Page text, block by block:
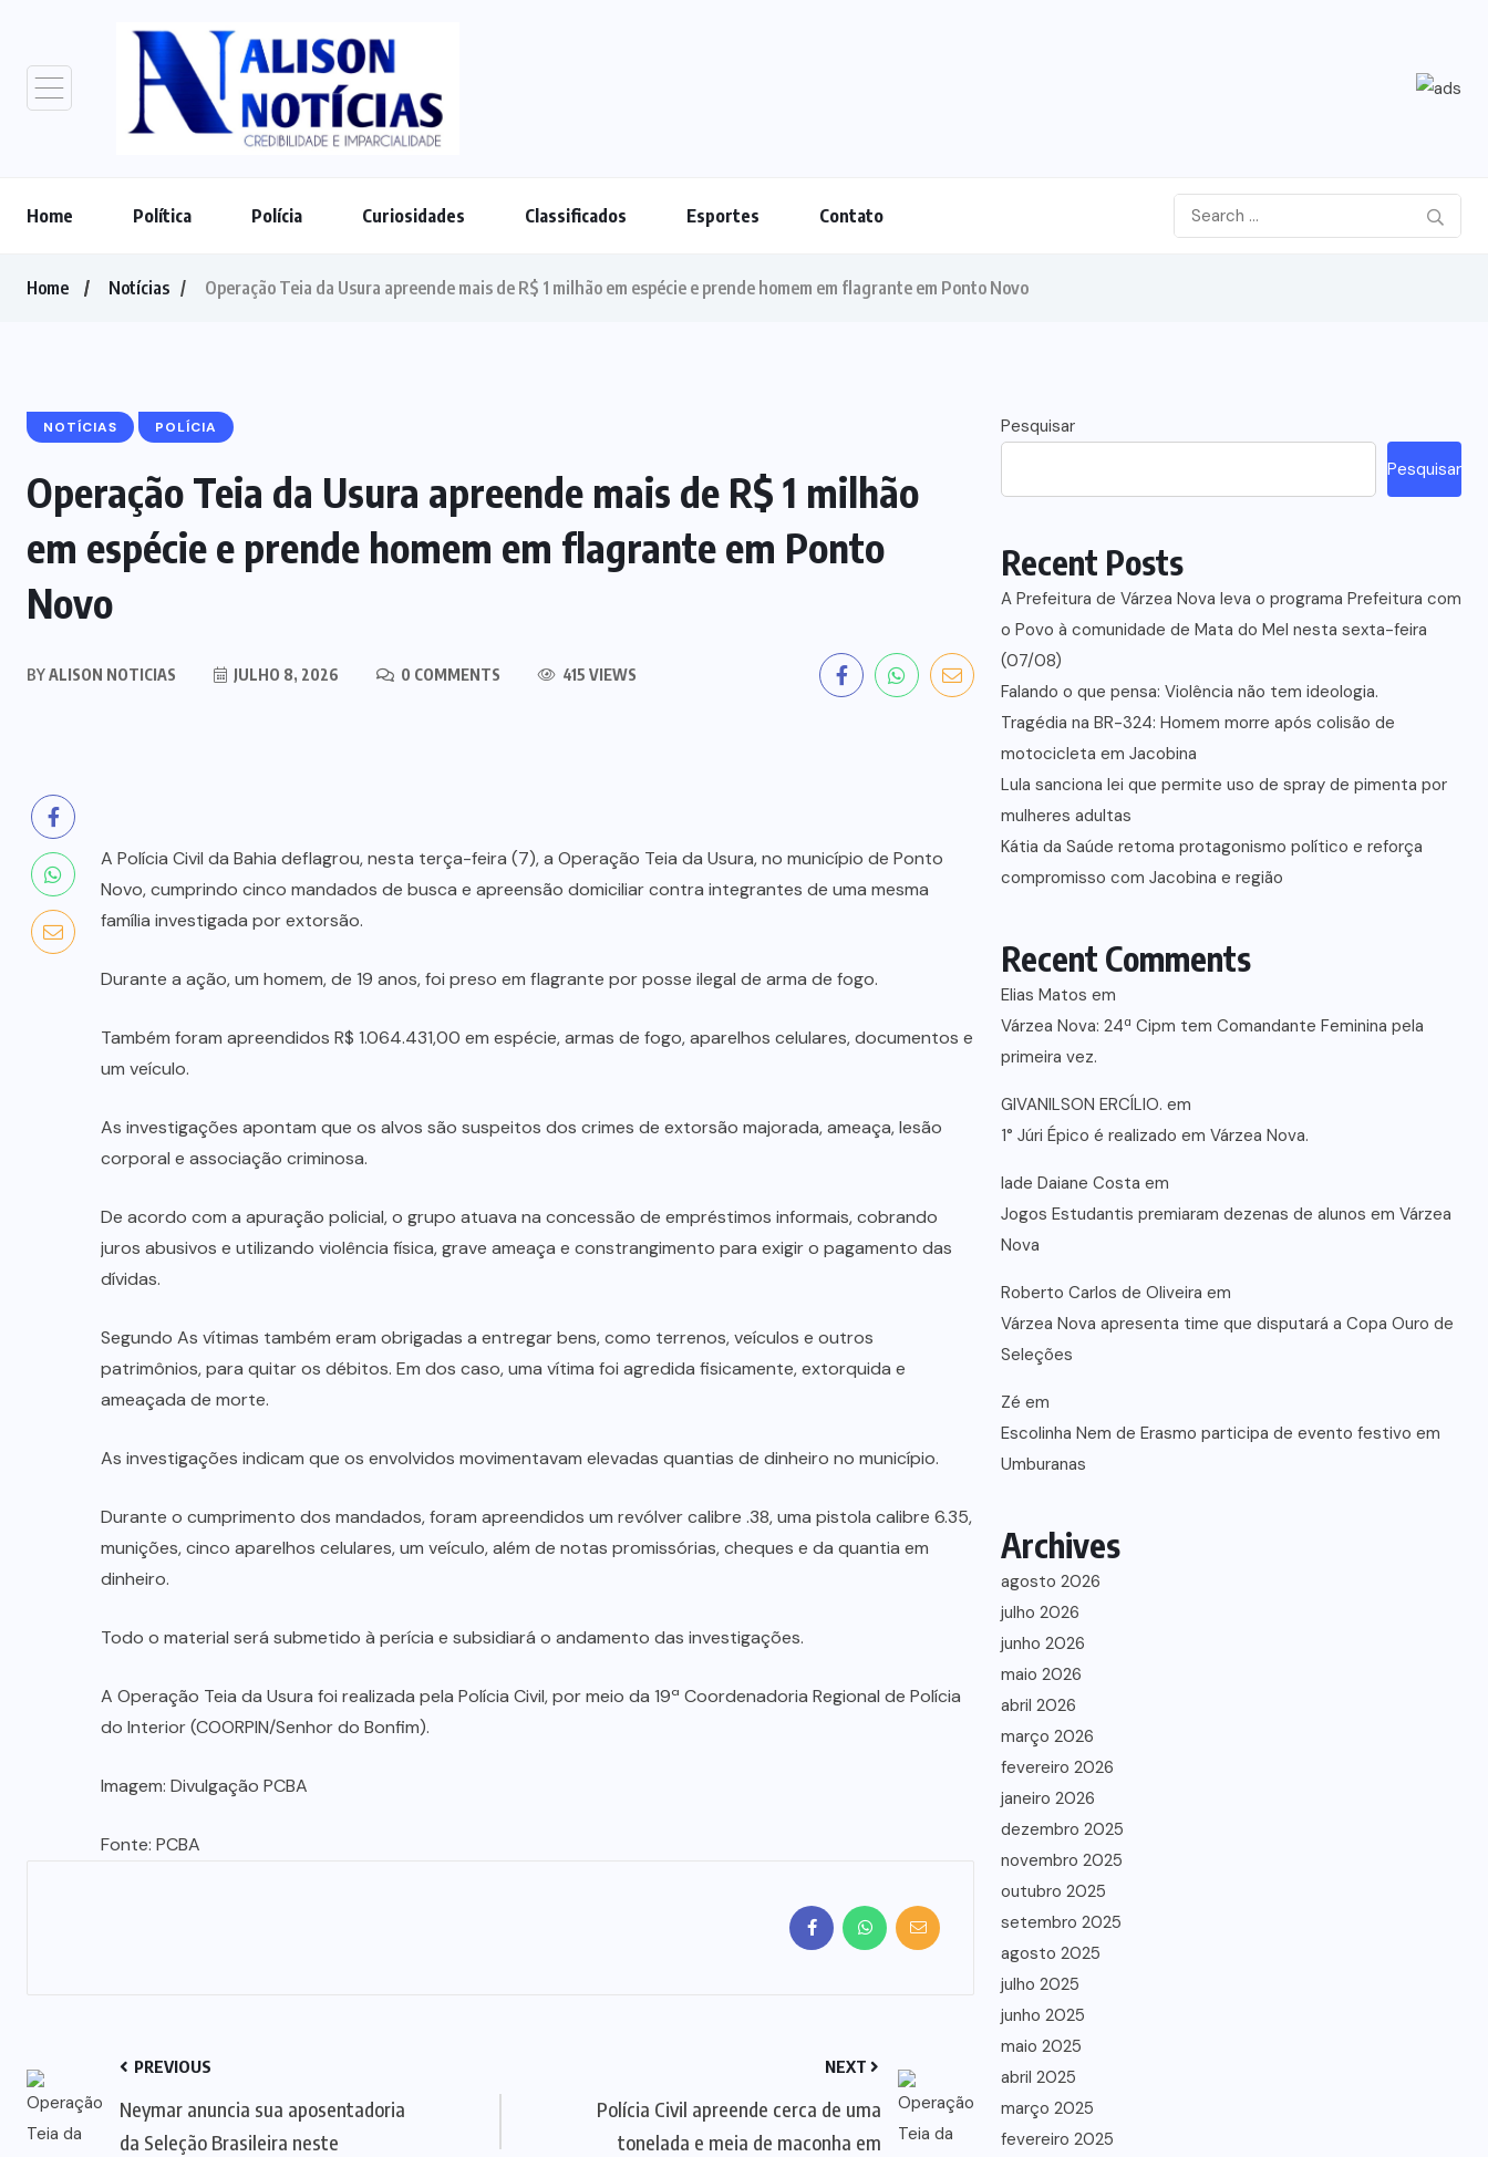
Home Política Polícia Curiosidades Classificados Esportes Contato
Home Notícias Operação Teia da Usura apreende mais de R$ 1 milhão em espécie e prende homem em flagrante em Ponto Novo
NOTÍCIAS POLÍCIA
Operação Teia da Usura apreende mais de R$ 1 milhão
em espécie e prende homem em flagrante em Ponto
Novo
BYALISON NOTICIAS JULHO 8, 2026 0 COMMENTS 415 VIEWS
A Polícia Civil da Bahia deflagrou, nesta terça-feira (7), a Operação Teia da Usura, no município de Ponto
Novo, cumprindo cinco mandados de busca e apreensão domiciliar contra integrantes de uma mesma
família investigada por extorsão.
Durante a ação, um homem, de 19 anos, foi preso em flagrante por posse ilegal de arma de fogo.
Também foram apreendidos R$ 1.064.431,00 em espécie, armas de fogo, aparelhos celulares, documentos e
um veículo.
As investigações apontam que os alvos são suspeitos dos crimes de extorsão majorada, ameaça, lesão
corporal e associação criminosa.
De acordo com a apuração policial, o grupo atuava na concessão de empréstimos informais, cobrando
juros abusivos e utilizando violência física, grave ameaça e constrangimento para exigir o pagamento das
dívidas.
Segundo As vítimas também eram obrigadas a entregar bens, como terrenos, veículos e outros
patrimônios, para quitar os débitos. Em dos caso, uma vítima foi agredida fisicamente, extorquida e
ameaçada de morte.
As investigações indicam que os envolvidos movimentavam elevadas quantias de dinheiro no município.
Durante o cumprimento dos mandados, foram apreendidos um revólver calibre .38, uma pistola calibre 6.35,
munições, cinco aparelhos celulares, um veículo, além de notas promissórias, cheques e da quantia em
dinheiro.
Todo o material será submetido à perícia e subsidiará o andamento das investigações.
A Operação Teia da Usura foi realizada pela Polícia Civil, por meio da 19ª Coordenadoria Regional de Polícia
do Interior (COORPIN/Senhor do Bonfim).
Imagem: Divulgação PCBA
Fonte: PCBA
PREVIOUS
Neymar anuncia sua aposentadoria
da Seleção Brasileira neste
NEXT
Polícia Civil apreende cerca de uma
tonelada e meia de maconha em
Pesquisar
Pesquisar
Recent Posts
A Prefeitura de Várzea Nova leva o programa Prefeitura com
o Povo à comunidade de Mata do Mel nesta sexta-feira
(07/08)
Falando o que pensa: Violência não tem ideologia.
Tragédia na BR-324: Homem morre após colisão de
motocicleta em Jacobina
Lula sanciona lei que permite uso de spray de pimenta por
mulheres adultas
Kátia da Saúde retoma protagonismo político e reforça
compromisso com Jacobina e região
Recent Comments
Elias Matos em
Várzea Nova: 24ª Cipm tem Comandante Feminina pela
primeira vez.
GIVANILSON ERCÍLIO. em
1° Júri Épico é realizado em Várzea Nova.
lade Daiane Costa em
Jogos Estudantis premiaram dezenas de alunos em Várzea
Nova
Roberto Carlos de Oliveira em
Várzea Nova apresenta time que disputará a Copa Ouro de
Seleções
Zé em
Escolinha Nem de Erasmo participa de evento festivo em
Umburanas
Archives
agosto 2026
julho 2026
junho 2026
maio 2026
abril 2026
março 2026
fevereiro 2026
janeiro 2026
dezembro 2025
novembro 2025
outubro 2025
setembro 2025
agosto 2025
julho 2025
junho 2025
maio 2025
abril 2025
março 2025
fevereiro 2025